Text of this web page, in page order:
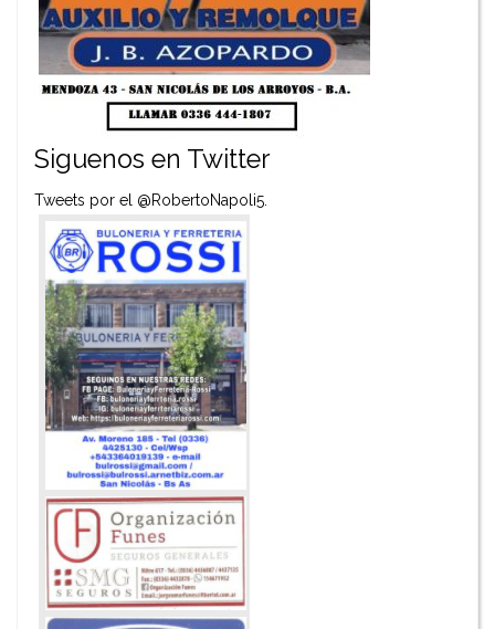
Siguenos en Twitter
Tweets por el @RobertoNapoli5.